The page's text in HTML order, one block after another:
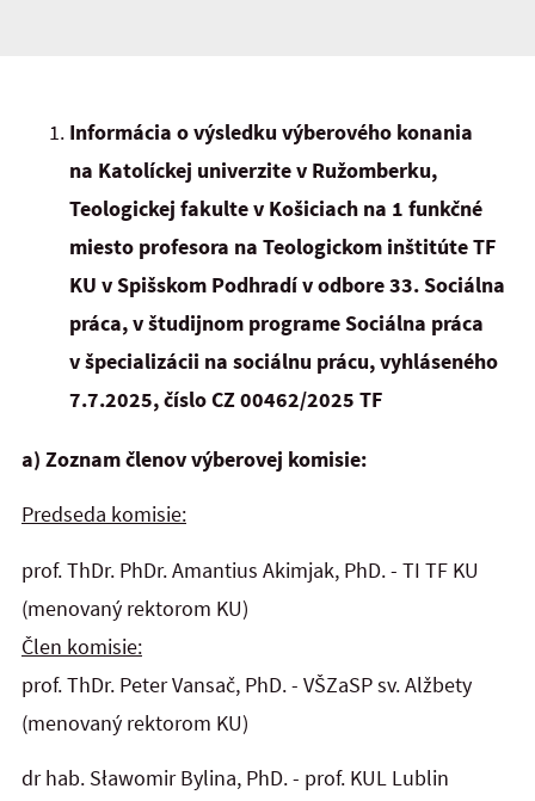
Informácia o výsledku výberového konania
na Katolíckej univerzite v Ružomberku,
Teologickej fakulte v Košiciach na 1 funkčné
miesto profesora na Teologickom inštitúte TF
KU v Spišskom Podhradí v odbore 33. Sociálna
práca, v študijnom programe Sociálna práca
v špecializácii na sociálnu prácu, vyhláseného
7.7.2025, číslo CZ 00462/2025 TF
a) Zoznam členov výberovej komisie:
Predseda komisie:
prof. ThDr. PhDr. Amantius Akimjak, PhD. - TI TF KU
(menovaný rektorom KU)
Člen komisie:
prof. ThDr. Peter Vansač, PhD. - VŠZaSP sv. Alžbety
(menovaný rektorom KU)
dr hab. Sławomir Bylina, PhD. - prof. KUL Lublin